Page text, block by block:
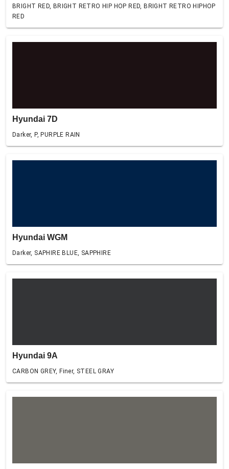
BRIGHT RED, BRIGHT RETRO HIP HOP RED, BRIGHT RETRO HIPHOP
RED
Hyundai 7D
Darker, P, PURPLE RAIN
Hyundai WGM
Darker, SAPHIRE BLUE, SAPPHIRE
Hyundai 9A
CARBON GREY, Finer, STEEL GRAY